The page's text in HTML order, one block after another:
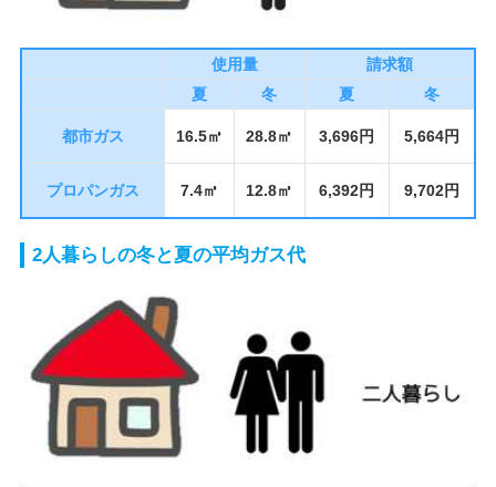
使用量
請求額
夏
冬 夏 冬
都市ガス 16.5㎥ 28.8㎥ 3,696円 5,664円
プロパンガス 7.4㎥ 12.8㎥ 6,392円 9,702円
2人暮らしの冬と夏の平均ガス代